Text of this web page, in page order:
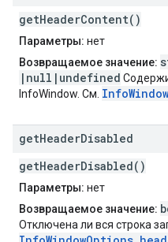
getHeaderContent()
Параметры: нет
Возвращаемое значение:
|null|undefined
InfoWindow. См.
getHeaderDisabled
getHeaderDisabled()
Параметры: нет
Возвращаемое значение:
Отключена ли вся строка